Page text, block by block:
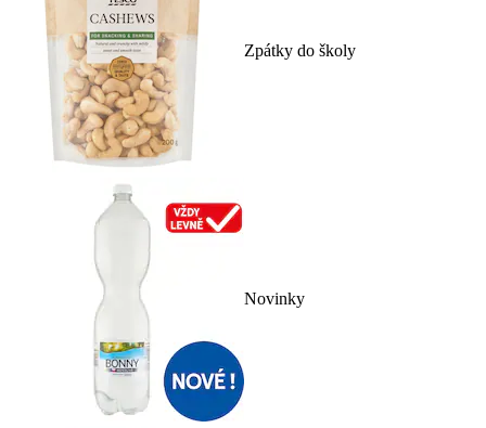
Zpátky do školy
Novinky